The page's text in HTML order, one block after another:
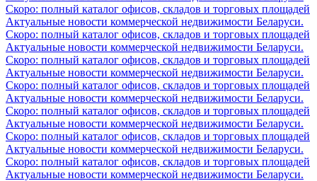
Скоро: полный каталог офисов, складов и торговых площадей
Актуальные новости коммерческой недвижимости Беларуси.
Скоро: полный каталог офисов, складов и торговых площадей
Актуальные новости коммерческой недвижимости Беларуси.
Скоро: полный каталог офисов, складов и торговых площадей
Актуальные новости коммерческой недвижимости Беларуси.
Скоро: полный каталог офисов, складов и торговых площадей
Актуальные новости коммерческой недвижимости Беларуси.
Скоро: полный каталог офисов, складов и торговых площадей
Актуальные новости коммерческой недвижимости Беларуси.
Скоро: полный каталог офисов, складов и торговых площадей
Актуальные новости коммерческой недвижимости Беларуси.
Скоро: полный каталог офисов, складов и торговых площадей
Актуальные новости коммерческой недвижимости Беларуси.